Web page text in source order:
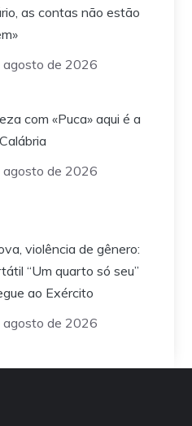
as contas não estão
agosto de 2026
com «Puca» aqui é a
agosto de 2026
violência de gênero:
“Um quarto só seu”
ao Exército
agosto de 2026